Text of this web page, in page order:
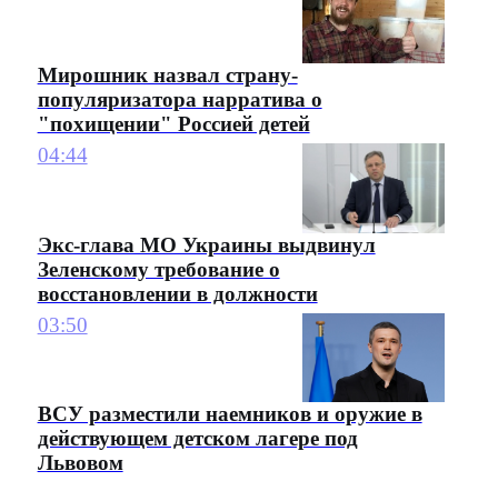
Мирошник назвал страну-
популяризатора нарратива о
"похищении" Россией детей
04:44
Экс-глава МО Украины выдвинул
Зеленскому требование о
восстановлении в должности
03:50
ВСУ разместили наемников и оружие в
действующем детском лагере под
Львовом